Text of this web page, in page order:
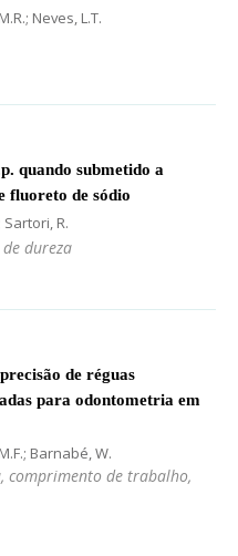
Neves, L.T.
quando submetido a
fluoreto de sódio
Sartori, R.
dureza
de réguas
para odontometria em
Barnabé, W.
comprimento de trabalho,